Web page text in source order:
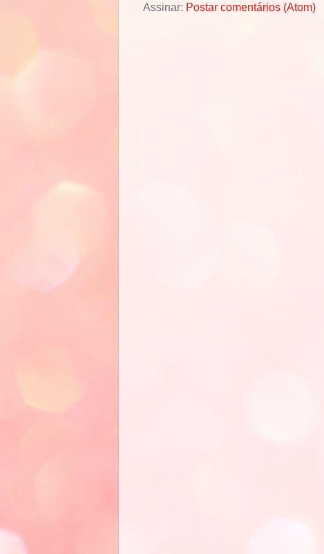
Assinar: Postar comentários (Atom)